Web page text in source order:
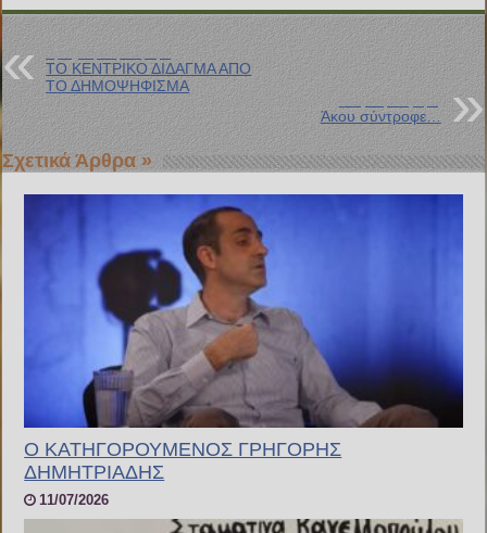
Προηγούμενη Ανάρτηση
ΤΟ ΚΕΝΤΡΙΚΟ ΔΙΔΑΓΜΑ ΑΠΟ
ΤΟ ΔΗΜΟΨΗΦΙΣΜΑ
Επόμενη Ανάρτηση
Άκου σύντροφε…
Σχετικά Άρθρα »
Ο ΚΑΤΗΓΟΡΟΥΜΕΝΟΣ ΓΡΗΓΟΡΗΣ
ΔΗΜΗΤΡΙΑΔΗΣ
11/07/2026